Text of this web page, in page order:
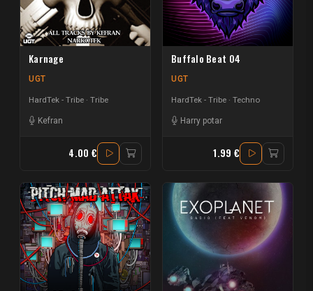
Karnage
UGT
HardTek - Tribe Tribe
Kefran
4.00 €
Buffalo Beat 04
UGT
HardTek - Tribe Techno
Harry potar
1.99 €